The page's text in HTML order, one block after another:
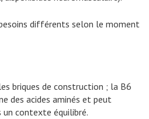
différents selon le moment
briques de construction ; la B6
des acides aminés et peut
un contexte équilibré.